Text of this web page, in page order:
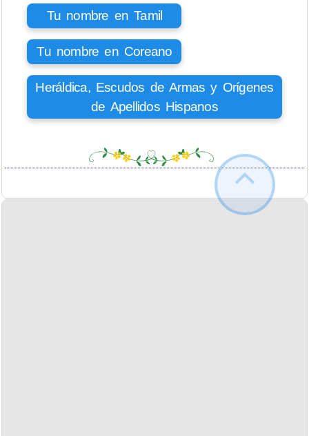
Tu nombre en Tamil
Tu nombre en Coreano
Heráldica, Escudos de Armas y Orígenes
de Apellidos Hispanos